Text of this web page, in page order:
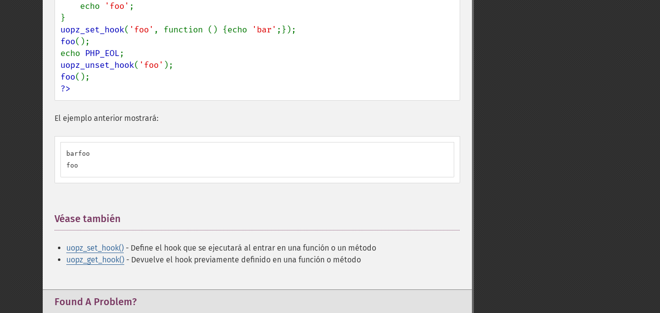
    echo
'foo' ;
uopz_set_hook( 'foo' , function () {echo 'bar'
foo();
echo PHP_EOL
uopz_unset_hook( 'foo'
foo
?>
El ejemplo anterior mostrará:
barfoo
foo
Véase también
uopz_set_hook() - Define el hook que se ejecutará al entrar en una función o un método
uopz_get_hook() - Devuelve el hook previamente definido en una función o método
Found A Problem?